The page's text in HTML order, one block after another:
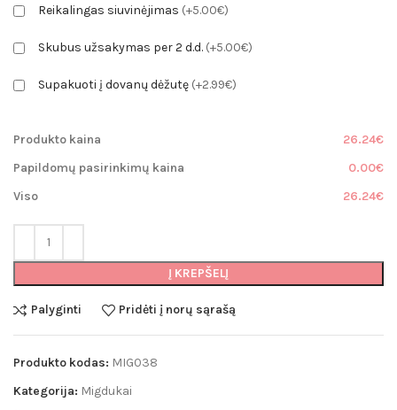
Reikalingas siuvinėjimas (+5.00€)
Skubus užsakymas per 2 d.d. (+5.00€)
Supakuoti į dovanų dėžutę (+2.99€)
Produkto kaina
26.24€
Papildomų pasirinkimų kaina
0.00€
Viso
26.24€
Į KREPŠELĮ
Palyginti Pridėti į norų sąrašą
Produkto kodas: MIG038
Kategorija: Migdukai